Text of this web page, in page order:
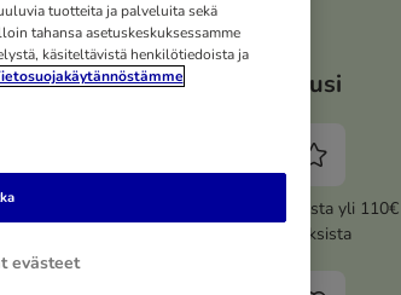
Etusi
5% alennusta yli 110€
tilauksista
tuotteita ja palveluita sekä
tahansa asetuskeskuksessamme
käsiteltävistä henkilötiedoista ja
evästeet